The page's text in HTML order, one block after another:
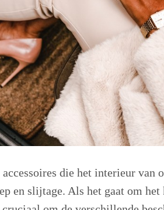
die het interieur van
en slijtage. Als het gaat om het